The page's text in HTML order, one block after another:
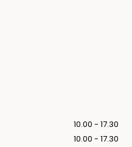
10.00 - 17.30
10.00 - 17.30